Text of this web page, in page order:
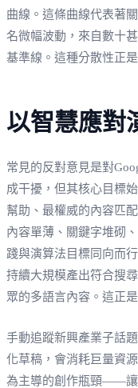
曲線。這條曲線代表著
名微幅波動，來自數十
基準線。這種分散性正
以智慧應對
常見的反對意見是對
成干擾，但其核心目標
幫助、最權威的內容匹
內容單薄、關鍵字堆砌
踐與演算法目標同向而
持續大規模產出符合搜
眾的多語言內容。這正
手動追蹤新興產業子話
化草稿，會消耗巨量資
為主導的創作瓶頸——讓